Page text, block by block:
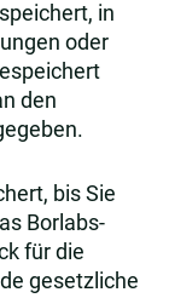
in
oder
den
bis Sie
Borlabs-
für die
gesetzliche